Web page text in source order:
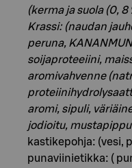
(kermaja suola (0, 8
Krassi: (naudan
peruna,
soijaproteeiini,
aromivahvenne
aromi, sipuli,
jodioitu,
kastikepohja: (vesi,
punaviinietikka: (